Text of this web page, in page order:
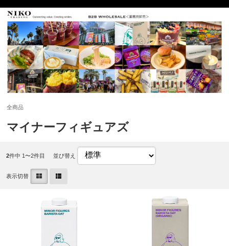
全商品
マイナーフィギュアズ
2件中 1〜2件目 並び替え
表示切替